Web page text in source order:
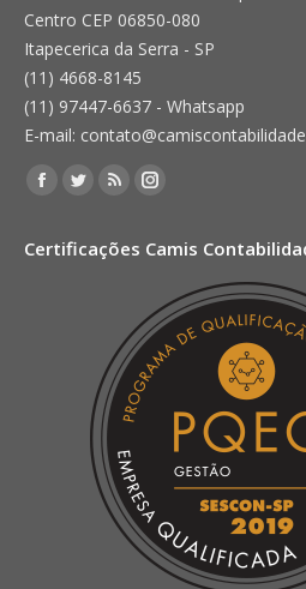
Centro CEP 06850-080
Itapecerica da Serra - SP
(11) 4668-8145
(11) 97447-6637 - Whatsapp
E-mail:
Encontre-nos em:
Facebook
opens
Twitter
opens
window
Rss
opens
new
window
Instagram
opens
new
window
Certificações Camis